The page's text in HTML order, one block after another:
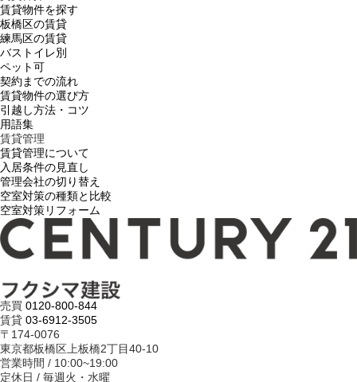
賃貸物件を探す
板橋区の賃貸
練馬区の賃貸
バストイレ別
ペット可
契約までの流れ
賃貸物件の選び方
引越し方法・コツ
用語集
賃貸管理
賃貸管理について
入居条件の見直し
管理会社の切り替え
空室対策の種類と比較
空室対策リフォーム
売買 0120-800-844
賃貸 03-6912-3505
〒174-0076
東京都板橋区上板橋2丁目40-10
営業時間 / 10:00~19:00
定休日 / 毎週火・水曜